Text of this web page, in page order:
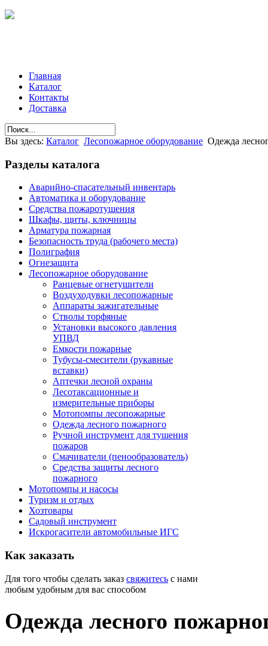
Главная
Каталог
Контакты
Доставка
Вы здесь: Каталог Лесопожарное оборудование Одежда
Разделы каталога
Аварийно-спасательный инвентарь
Автоматика и оборудование
Средства пожаротушения
Шкафы, щиты, ключницы
Арматура пожарная
Безопасность труда (рабочего места)
Полиграфия
Огнезащита
Лесопожарное оборудование
Ранцевые огнетушители
Воздуходувки лесопожарные
Аппараты зажигательные
Стволы торфяные
Установки высокого давления
УПВД
Емкости пожарные
Тубусы-смесители (рукавные
вставки)
Аптечки лесной охраны
Лесотаксационные и
измерительные приборы
Мотопомпы лесопожарные
Одежда лесного пожарного
Ручной инструмент для тушения
пожаров
Смачиватели (пенообразователь)
Средства защиты лесного
пожарного
Мотопомпы и насосы
Туризм и отдых
Хозтовары
Садовый инструмент
Искрогасители автомобильные ИГС
Как заказать
Для того чтобы сделать заказ свяжитесь с нами
любым удобным для вас способом
Одежда лесного